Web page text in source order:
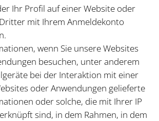
Ihr Profil auf einer Website oder
mit Ihrem Anmeldekonto
wenn Sie unsere Websites
besuchen, unter anderem
bei der Interaktion mit einer
oder Anwendungen gelieferte
oder solche, die mit Ihrer IP
sind, in dem Rahmen, in dem